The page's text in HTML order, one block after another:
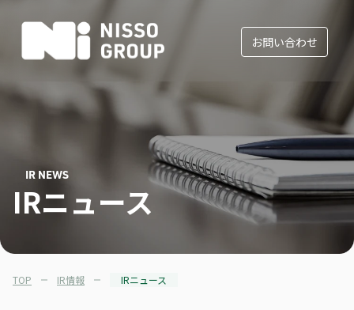
お問い合わせ
IR NEWS
IRニュース
TOP IR情報 IRニュース